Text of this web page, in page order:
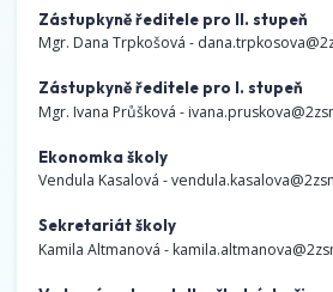
Zástupkyně ředitele pro II. stupeň
Mgr. Dana Trpkošová -
Zástupkyně ředitele pro I. stupeň
Mgr. Ivana Průšková -
Ekonomka školy
Vendula Kasalová -
Sekretariát školy
Kamila Altmanová -